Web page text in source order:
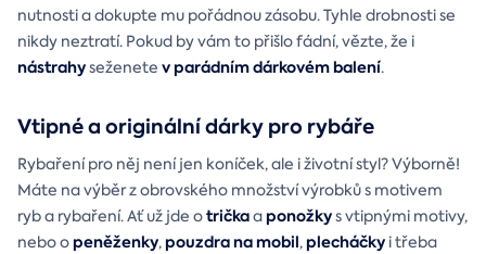
nutnosti a dokupte mu pořádnou zásobu. Tyhle drobnosti se
nikdy neztratí. Pokud by vám to přišlo fádní, vězte, že i
nástrahyseženete v parádním dárkovém balení.
Vtipné a originální dárky pro rybáře
Rybaření pro něj není jen koníček, ale i životní styl? Výborně!
Máte na výběr z obrovského množství výrobků s motivem
ryb a rybaření. Ať už jde otričkaaponožkys vtipnými motivy,
nebo openěženky,pouzdrana mobil,plecháčkyi třeba